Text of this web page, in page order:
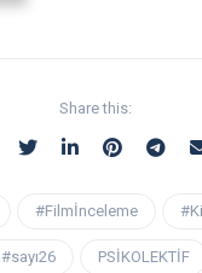
Share this:
#Filmİnceleme
#sayı26 PSİKOLEKTİF